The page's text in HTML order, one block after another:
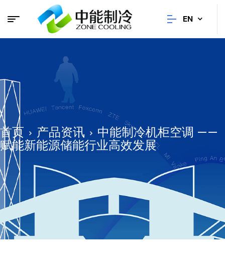
EN
首页 产品资讯
中能制冷机柜空调 ——
赋能新能源储能行业高效发展